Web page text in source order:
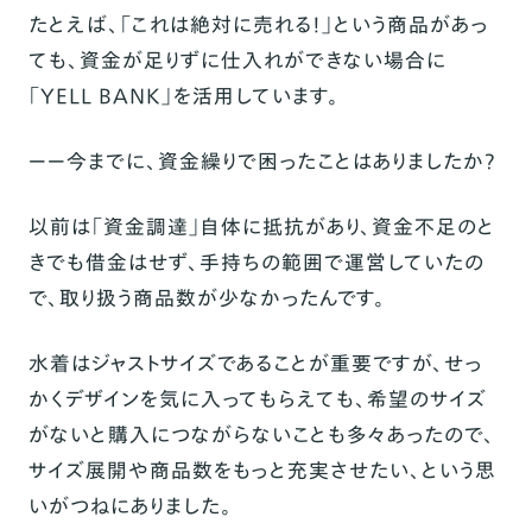
たとえば、「これは絶対に売れる！」という商品があっ
ても、資金が足りずに仕入れができない場合に
「YELL BANK」を活用しています。
ーー今までに、資金繰りで困ったことはありましたか？
以前は「資金調達」自体に抵抗があり、資金不足のと
きでも借金はせず、手持ちの範囲で運営していたの
で、取り扱う商品数が少なかったんです。
水着はジャストサイズであることが重要ですが、せっ
かくデザインを気に入ってもらえても、希望のサイズ
がないと購入につながらないことも多々あったので、
サイズ展開や商品数をもっと充実させたい、という思
いがつねにありました。